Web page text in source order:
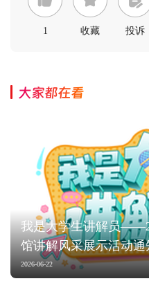
1 收藏 投诉
大家都在看
我是大学生讲解员
馆讲解风采展示活动通
2026-06-22